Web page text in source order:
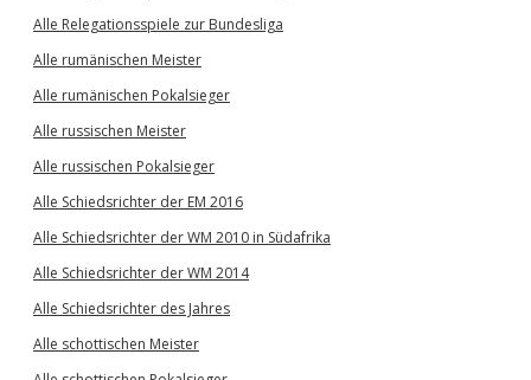
Alle Relegationsspiele zur Bundesliga
Alle rumänischen Meister
Alle rumänischen Pokalsieger
Alle russischen Meister
Alle russischen Pokalsieger
Alle Schiedsrichter der EM 2016
Alle Schiedsrichter der WM 2010 in Südafrika
Alle Schiedsrichter der WM 2014
Alle Schiedsrichter des Jahres
Alle schottischen Meister